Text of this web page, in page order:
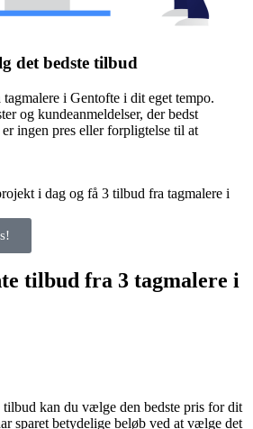
det bedste tilbud
i Gentofte i dit eget tempo.
og kundeanmeldelser, der bedst
ingen pres eller forpligtelse til at
i dag og få 3 tilbud fra tagmalere i
tilbud fra 3 tagmalere i
tilbud kan du vælge den bedste pris for dit
sparet betydelige beløb ved at vælge det